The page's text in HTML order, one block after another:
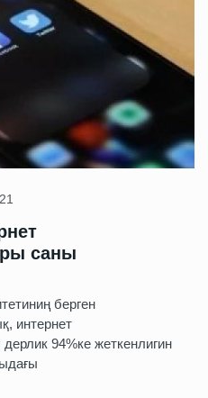
саны
берген
интернет
94%ке жеткенлигин